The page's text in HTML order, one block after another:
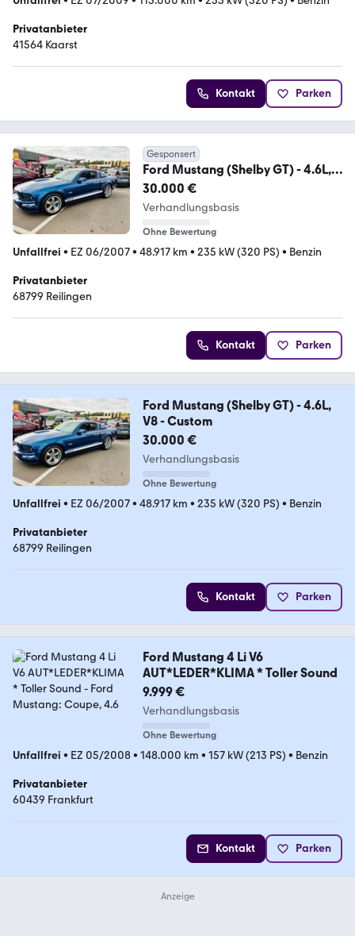
Privatanbieter
41564 Kaarst
Kontakt Parken
Gesponsert
Ford Mustang (Shelby GT) - 4.6L,
V8 - Custom
30.000 €
Verhandlungsbasis
Ohne Bewertung
Unfallfrei • EZ 06/2007• 48.917 km • 235 kW (320 PS) • Benzin
Privatanbieter
68799 Reilingen
Kontakt Parken
Ford Mustang (Shelby GT) - 4.6L,
V8 - Custom
30.000 €
Verhandlungsbasis
Ohne Bewertung
Unfallfrei • EZ 06/2007• 48.917 km • 235 kW (320 PS) • Benzin
Privatanbieter
68799 Reilingen
Kontakt Parken
Ford Mustang 4 Li V6
AUT*LEDER*KLIMA * Toller Sound
9.999 €
Verhandlungsbasis
Ohne Bewertung
Unfallfrei • EZ 05/2008• 148.000 km • 157 kW (213 PS) • Benzin
Privatanbieter
60439 Frankfurt
Kontakt Parken